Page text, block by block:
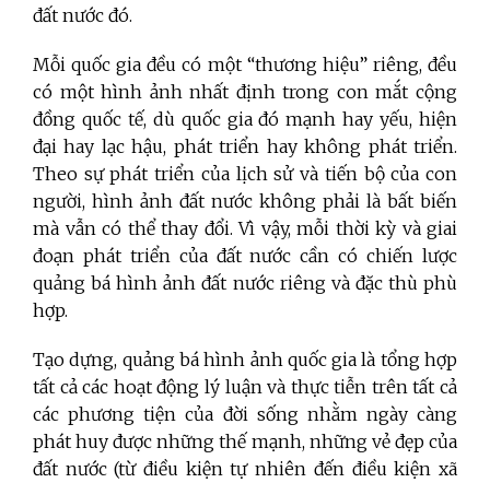
đất nước đó.
Mỗi quốc gia đều có một “thương hiệu” riêng, đều
có một hình ảnh nhất định trong con mắt cộng
đồng quốc tế, dù quốc gia đó mạnh hay yếu, hiện
đại hay lạc hậu, phát triển hay không phát triển.
Theo sự phát triển của lịch sử và tiến bộ của con
người, hình ảnh đất nước không phải là bất biến
mà vẫn có thể thay đổi. Vì vậy, mỗi thời kỳ và giai
đoạn phát triển của đất nước cần có chiến lược
quảng bá hình ảnh đất nước riêng và đặc thù phù
hợp.
Tạo dựng, quảng bá hình ảnh quốc gia là tổng hợp
tất cả các hoạt động lý luận và thực tiễn trên tất cả
các phương tiện của đời sống nhằm ngày càng
phát huy được những thế mạnh, những vẻ đẹp của
đất nước (từ điều kiện tự nhiên đến điều kiện xã